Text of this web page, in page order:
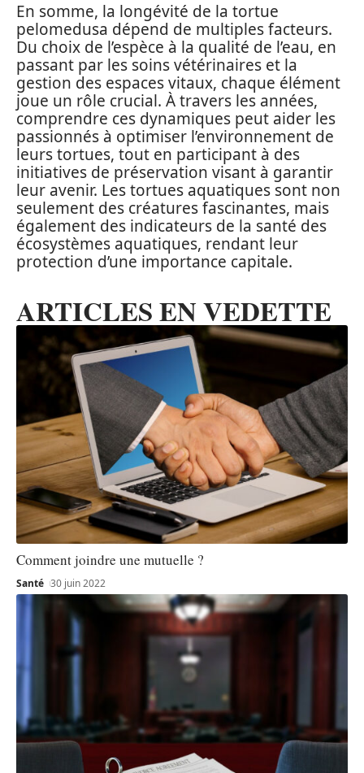
En somme, la longévité de la tortue
pelomedusa dépend de multiples facteurs.
Du choix de l’espèce à la qualité de l’eau, en
passant par les soins vétérinaires et la
gestion des espaces vitaux, chaque élément
joue un rôle crucial. À travers les années,
comprendre ces dynamiques peut aider les
passionnés à optimiser l’environnement de
leurs tortues, tout en participant à des
initiatives de préservation visant à garantir
leur avenir. Les tortues aquatiques sont non
seulement des créatures fascinantes, mais
également des indicateurs de la santé des
écosystèmes aquatiques, rendant leur
protection d’une importance capitale.
ARTICLES EN VEDETTE
Comment joindre une mutuelle ?
Santé 30 juin 2022